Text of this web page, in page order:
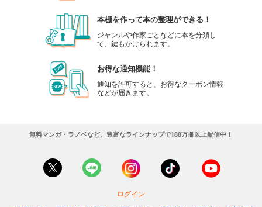
本棚を作って本の整理ができる！
ジャンルや作家ごとなどに本を分類し
て、鍵もかけられます。
お得な通知機能！
通知を許可すると、お得なクーポン情報
などが届きます。
無料マンガ・ラノベなど、豊富なラインナップで188万冊以上配信中！
ログイン